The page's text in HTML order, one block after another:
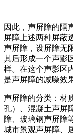
因此，声屏障的隔
屏障上述两种屏蔽
声屏障，设屏障无
其后形成一个声影
样。在这个声影区
是声屏障的减噪效
声屏障的分类：材
孔）、混凝土声屏
障、玻璃钢声屏障
城市景观声屏障、